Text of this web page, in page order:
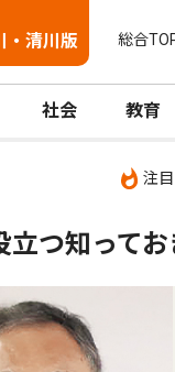
・清川版 総合
社会 教育
注目
つ知って